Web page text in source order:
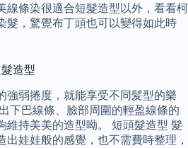
線條染很適合短髮造型以外，看看柯
髮，驚覺布丁頭也可以變得如此時
造型
強弱捲度，就能享受不同髪型的樂
下巴線條、臉部周圍的輕盈線條的
維持美美的造型呦。 短頭髮造型 髮
出娃娃般的感覺，也不需費時整理，